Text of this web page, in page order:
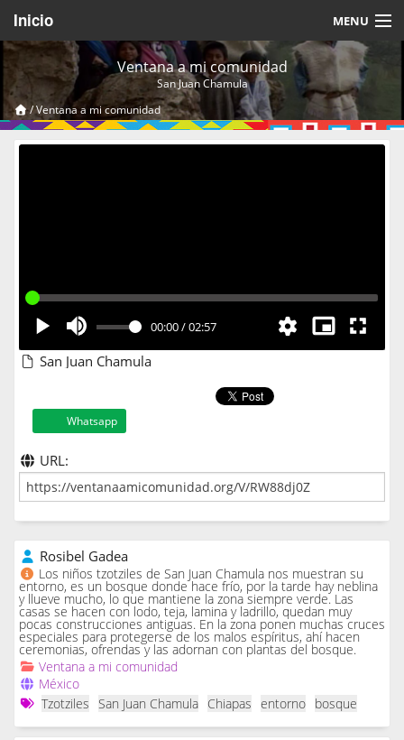
Inicio MENU
Acerca de
Videos Temáticos
Cerrar Sesión
Ventana a mi comunidad
San Juan Chamula
/Ventana a mi comunidad
00:00/02:57
San Juan Chamula
Whatsapp
URL:
Rosibel Gadea
Los niños tzotziles de San Juan Chamula nos muestran su
entorno, es un bosque donde hace frío, por la tarde hay neblina
y llueve mucho, lo que mantiene la zona siempre verde. Las
casas se hacen con lodo, teja, lamina y ladrillo, quedan muy
pocas construcciones antiguas. En la zona ponen muchas cruces
especiales para protegerse de los malos espíritus, ahí hacen
ceremonias, ofrendas y las adornan con plantas del bosque.
Ventana a mi comunidad
México
Tzotziles
San Juan Chamula Chiapas entorno bosque